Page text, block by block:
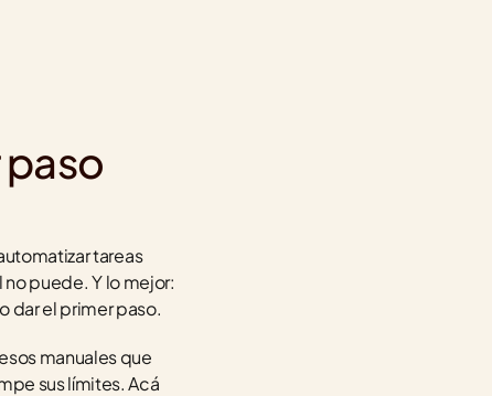
tareas
puede. Y lo mejor:
dar el primer paso.
manuales que
sus límites. Acá